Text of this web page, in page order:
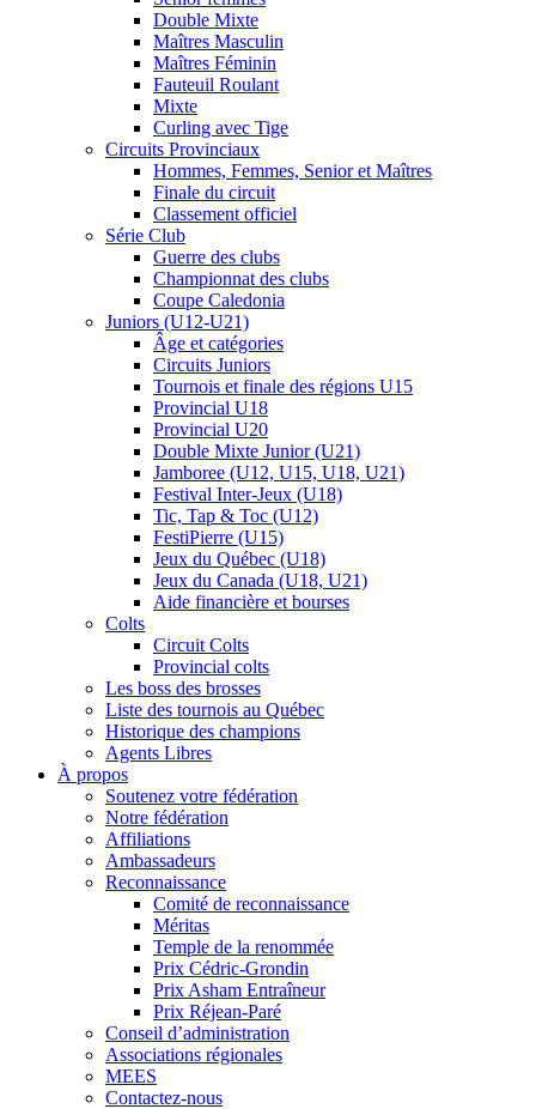
Double Mixte
Maîtres Masculin
Maîtres Féminin
Fauteuil Roulant
Mixte
Curling avec Tige
Circuits Provinciaux
Hommes, Femmes, Senior et Maîtres
Finale du circuit
Classement officiel
Série Club
Guerre des clubs
Championnat des clubs
Coupe Caledonia
Juniors (U12-U21)
Âge et catégories
Circuits Juniors
Tournois et finale des régions U15
Provincial U18
Provincial U20
Double Mixte Junior (U21)
Jamboree (U12, U15, U18, U21)
Festival Inter-Jeux (U18)
Tic, Tap & Toc (U12)
FestiPierre (U15)
Jeux du Québec (U18)
Jeux du Canada (U18, U21)
Aide financière et bourses
Colts
Circuit Colts
Provincial colts
Les boss des brosses
Liste des tournois au Québec
Historique des champions
Agents Libres
À propos
Soutenez votre fédération
Notre fédération
Affiliations
Ambassadeurs
Reconnaissance
Comité de reconnaissance
Méritas
Temple de la renommée
Prix Cédric-Grondin
Prix Asham Entraîneur
Prix Réjean-Paré
Conseil d’administration
Associations régionales
MEES
Contactez-nous